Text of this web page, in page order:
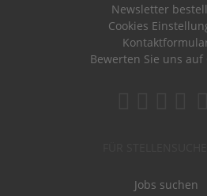
Newsletter
Cookies
Bewerten Sie uns auf
Jobs suchen